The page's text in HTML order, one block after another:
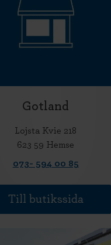
Gotland
Lojsta Kvie 218
623 59 Hemse
073- 594 00 85
Till butikssida